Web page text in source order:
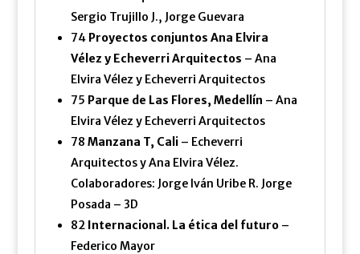
Sergio Trujillo J., Jorge Guevara
74 Proyectos conjuntos Ana Elvira
Vélez y Echeverri Arquitectos – Ana
Elvira Vélez y Echeverri Arquitectos
75 Parque de Las Flores, Medellín – Ana
Elvira Vélez y Echeverri Arquitectos
78 Manzana T, Cali– Echeverri
Arquitectos y Ana Elvira Vélez.
Colaboradores: Jorge Iván Uribe R. Jorge
Posada – 3D
82 Internacional. La ética del futuro–
Federico Mayor